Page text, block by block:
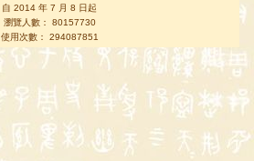
自 2014 年 7 月 8 日起
瀏覽人數： 80157730
使用次數： 294087851